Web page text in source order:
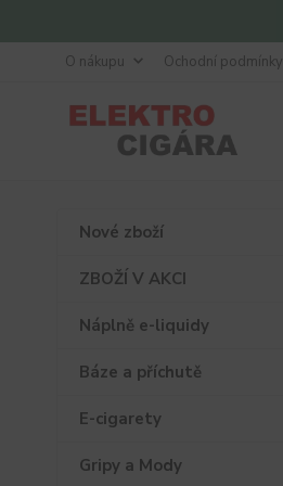
O nákupu Ochodní podmínky
Nové zboží
ZBOŽÍ V AKCI
Náplně e-liquidy
Báze a příchutě
E-cigarety
Gripy a Mody